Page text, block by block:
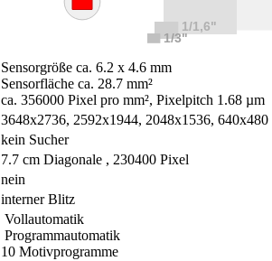
Sensorgröße ca. 6.2 x 4.6 mm
Sensorfläche ca. 28.7 mm²
ca. 356000 Pixel pro mm², Pixelpitch 1.68 µm
3648x2736, 2592x1944, 2048x1536, 640x480
kein Sucher
7.7 cm Diagonale , 230400 Pixel
nein
interner Blitz
Vollautomatik
Programmautomatik
10 Motivprogramme